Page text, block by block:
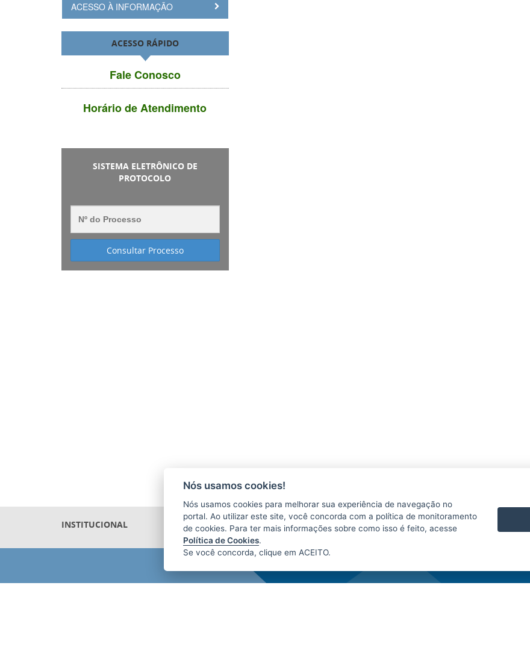
ACESSO À INFORMAÇÃO
ACESSO RÁPIDO
Fale Conosco
Horário de Atendimento
SISTEMA ELETRÔNICO DE
PROTOCOLO
Consultar Processo
INSTITUCIONAL LICITAÇÕES
Nós usamos cookies!
Nós usamos cookies para melhorar sua experiência de navegação no
portal. Ao utilizar este site, você concorda com a política de monitoramento
de cookies. Para ter mais informações sobre como isso é feito, acesse
Política de Cookies.
Se você concorda, clique em ACEITO.